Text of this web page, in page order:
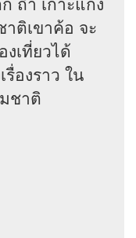
ติเขาค้อ จะ
เที่ยวได้
องราว ใน
ชาติ